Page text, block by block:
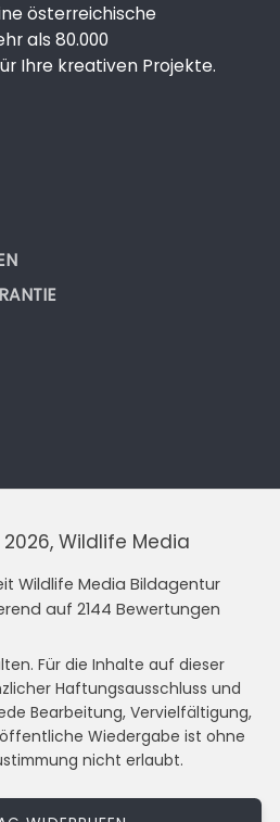
österreichische
als 80.000
Ihre kreativen Projekte.
Wildlife Media
Wildlife Media Bildagentur
auf 2144 Bewertungen
Für die Inhalte auf dieser
Haftungsausschluss und
Bearbeitung, Vervielfältigung,
Wiedergabe ist ohne
nicht erlaubt.